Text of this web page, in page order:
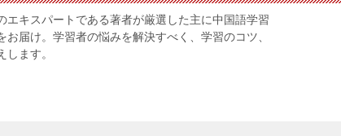
エキスパートである著者が厳選した主に中国語学習
届け。学習者の悩みを解決すべく、学習のコツ、
ます。